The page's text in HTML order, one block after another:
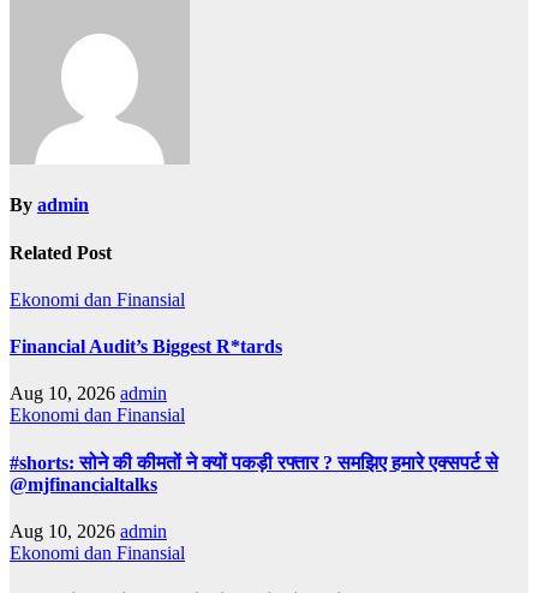
By admin
Related Post
Ekonomi dan Finansial
Financial Audit’s Biggest R*tards
Aug 10, 2026 admin
Ekonomi dan Finansial
#shorts: सोने की कीमतों ने क्यों पकड़ी रफ्तार ? समझिए हमारे एक्सपर्ट से
@mjfinancialtalks
Aug 10, 2026 admin
Ekonomi dan Finansial